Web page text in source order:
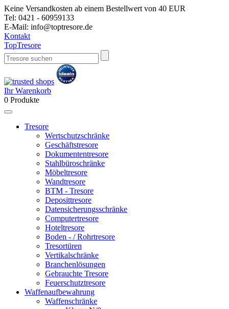
Keine Versandkosten ab einem Bestellwert von 40 EUR
Tel: 0421 - 60959133
E-Mail: info@toptresore.de
Kontakt
TopTresore
Ihr Warenkorb
0 Produkte
Tresore
Wertschutzschränke
Geschäftstresore
Dokumententresore
Stahlbüroschränke
Möbeltresore
Wandtresore
BTM - Tresore
Deposittresore
Datensicherungsschränke
Computertresore
Hoteltresore
Boden - / Rohrtresore
Tresortüren
Vertikalschränke
Branchenlösungen
Gebrauchte Tresore
Feuerschutztresore
Waffenaufbewahrung
Waffenschränke